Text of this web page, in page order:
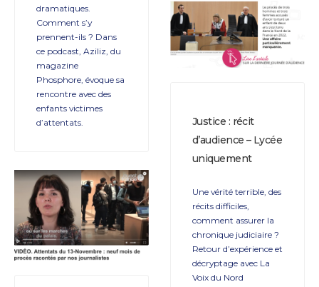
dramatiques.
Comment s’y
prennent-ils ? Dans
ce podcast, Aziliz, du
magazine
Phosphore, évoque sa
rencontre avec des
enfants victimes
d’attentats.
Justice : récit
d’audience – Lycée
uniquement
Une vérité terrible, des
récits difficiles,
comment assurer la
chronique judiciaire ?
Retour d’expérience et
décryptage avec La
Voix du Nord